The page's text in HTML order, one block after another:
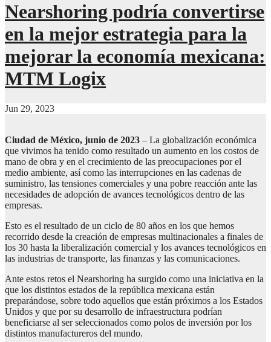
Nearshoring podría convertirse
en la mejor estrategia para la
mejorar la economía mexicana:
MTM Logix
Jun 29, 2023
Ciudad de México, junio de 2023 – La globalización económica
que vivimos ha tenido como resultado un aumento en los costos de
mano de obra y en el crecimiento de las preocupaciones por el
medio ambiente, así como las interrupciones en las cadenas de
suministro, las tensiones comerciales y una pobre reacción ante las
necesidades de adopción de avances tecnológicos dentro de las
empresas.
Esto es el resultado de un ciclo de 80 años en los que hemos
recorrido desde la creación de empresas multinacionales a finales de
los 30 hasta la liberalización comercial y los avances tecnológicos en
las industrias de transporte, las finanzas y las comunicaciones.
Ante estos retos el Nearshoring ha surgido como una iniciativa en la
que los distintos estados de la república mexicana están
preparándose, sobre todo aquellos que están próximos a los Estados
Unidos y que por su desarrollo de infraestructura podrían
beneficiarse al ser seleccionados como polos de inversión por los
distintos manufactureros del mundo.